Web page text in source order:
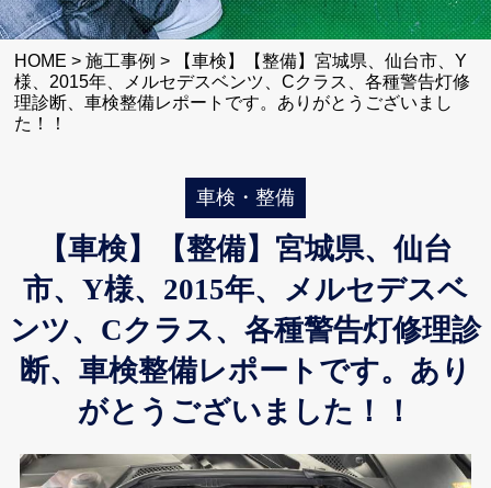
HOME >施工事例 >
【車検】【整備】宮城県、仙台市、Y
様、2015年、メルセデスベンツ、Cクラス、各種警告灯修
理診断、車検整備レポートです。ありがとうございまし
た！！
車検・整備
【車検】【整備】宮城県、仙台
市、Y様、2015年、メルセデスベ
ンツ、Cクラス、各種警告灯修理診
断、車検整備レポートです。あり
がとうございました！！